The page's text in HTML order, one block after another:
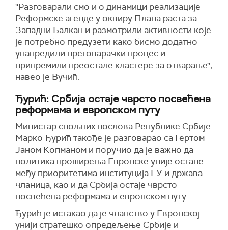
''Разговарали смо и о динамици реализације
Реформске агенде у оквиру Плана раста за
Западни Балкан и размотрили активности које
је потребно предузети како бисмо додатно
унапредили преговарачки процес и
припремили преостале кластере за отварање'',
навео је Вучић.
Ђурић: Србија остаје чврсто посвећена
реформама и европском путу
Министар спољних послова Републике Србије
Марко Ђурић такође је разговарао са Гертом
Јаном Копманом и поручио да је важно да
политика проширења Европске уније остане
међу приоритетима институција ЕУ и држава
чланица, као и да Србија остаје чврсто
посвећена реформама и европском путу.
Ђурић је истакао да је чланство у Европској
унији стратешко опредељење Србије и